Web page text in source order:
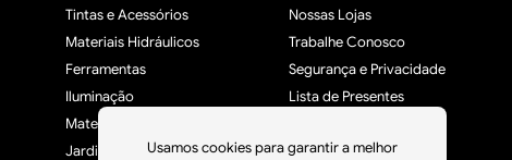
Usamos cookies para garantir a melhor
Tintas e Acessórios
Materiais Hidráulicos
Ferramentas
Iluminação
Materiais Elétricos
Jardim, Varanda e Lazer
Nossas Lojas
Trabalhe Conosco
Segurança e Privacidade
Lista de Presentes